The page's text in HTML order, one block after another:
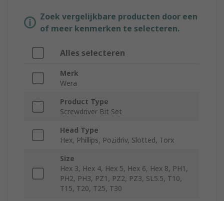
Zoek vergelijkbare producten door een
of meer kenmerken te selecteren.
Alles selecteren
Merk
Wera
Product Type
Screwdriver Bit Set
Head Type
Hex, Phillips, Pozidriv, Slotted, Torx
Size
Hex 3, Hex 4, Hex 5, Hex 6, Hex 8, PH1,
PH2, PH3, PZ1, PZ2, PZ3, SL5.5, T10,
T15, T20, T25, T30